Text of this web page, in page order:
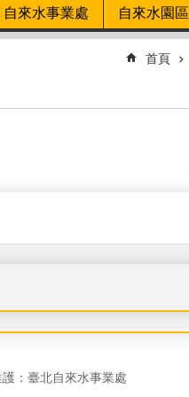
自來水事業處 自來水園區
首頁
：臺北自來水事業處